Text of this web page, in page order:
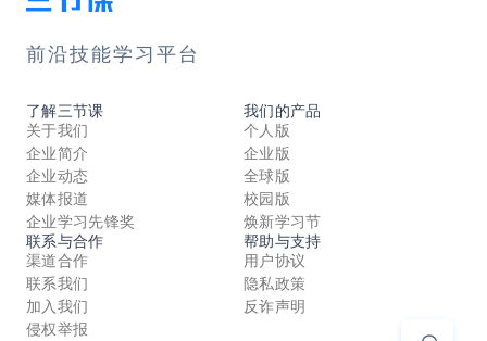
前沿技能学习平台
了解三节课
关于我们
企业简介
企业动态
媒体报道
企业学习先锋奖
我们的产品
个人版
企业版
全球版
校园版
焕新学习节
联系与合作
渠道合作
联系我们
加入我们
侵权举报
帮助与支持
用户协议
隐私政策
反诈声明